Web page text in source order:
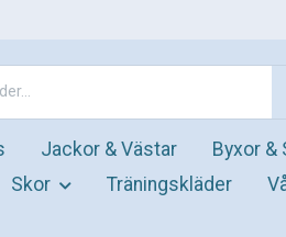
Jackor & Västar Byxor &
Skor Träningskläder